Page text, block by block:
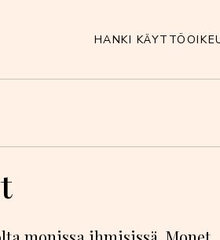
HANKI